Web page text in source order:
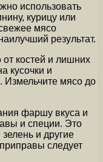
использовать
курицу или
мясо
результат.
от костей и лишних
кусочки и
Измельчите мясо до
фаршу вкуса и
и специи. Это
и другие
следует